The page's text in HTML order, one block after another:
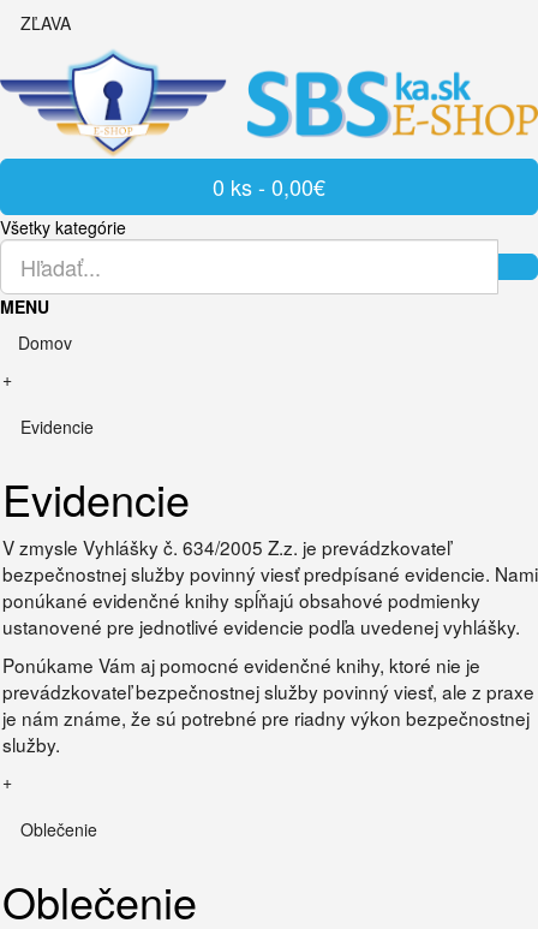
ZĽAVA
0 ks - 0,00€
Všetky kategórie
MENU
Domov
+
Evidencie
Evidencie
V zmysle Vyhlášky č. 634/2005 Z.z. je prevádzkovateľ
bezpečnostnej služby povinný viesť predpísané evidencie. Nami
ponúkané evidenčné knihy spĺňajú obsahové podmienky
ustanovené pre jednotlivé evidencie podľa uvedenej vyhlášky.
Ponúkame Vám aj pomocné evidenčné knihy, ktoré nie je
prevádzkovateľ bezpečnostnej služby povinný viesť, ale z praxe
je nám známe, že sú potrebné pre riadny výkon bezpečnostnej
služby.
+
Oblečenie
Oblečenie